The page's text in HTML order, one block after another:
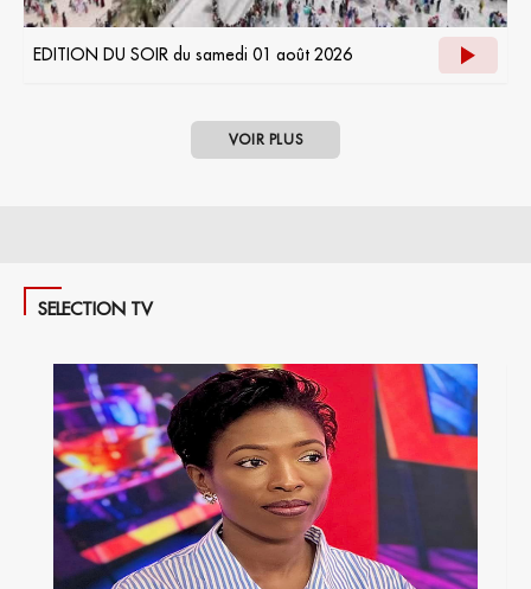
EDITION DU SOIR du samedi 01 août 2026
VOIR PLUS
SELECTION TV